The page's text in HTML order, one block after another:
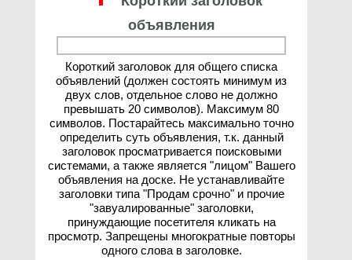
объявления
Короткий заголовок для общего списка
объявлений (должен состоять минимум из
двух слов, отдельное слово не должно
превышать 20 символов). Максимум 80
символов. Постарайтесь максимально точно
определить суть объявления, т.к. данный
заголовок просматривается поисковыми
системами, а также является "лицом" Вашего
объявления на доске. Не устанавливайте
заголовки типа "Продам срочно" и прочие
"завуалированные" заголовки,
принуждающие посетителя кликать на
просмотр. Запрещены многократные повторы
одного слова в заголовке.